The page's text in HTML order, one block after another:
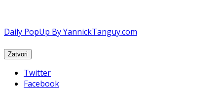
Daily PopUp By YannickTanguy.com
Twitter
Facebook